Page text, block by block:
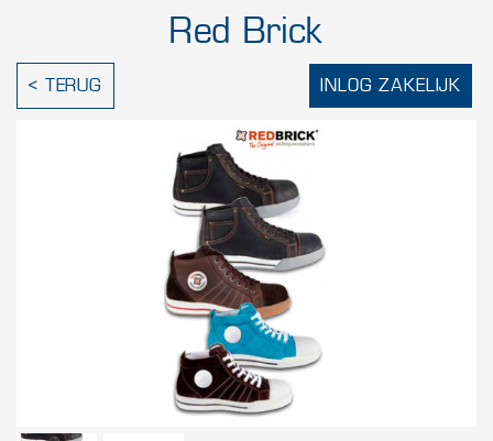
< TERUG INLOG ZAKELIJK
Red Brick